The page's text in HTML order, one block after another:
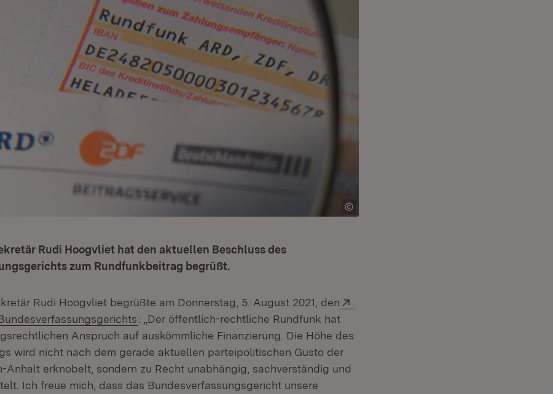
Rudi Hoogvliet hat den aktuellen Beschluss des
zum Rundfunkbeitrag begrüßt.
Rudi Hoogvliet begrüßte am Donnerstag, 5. August 2021, den
(Öffnet in neuem Fenster)
: „Der öffentlich-rechtliche Rundfunk hat
Anspruch auf auskömmliche Finanzierung. Die Höhe des
wird nicht nach dem gerade aktuellen parteipolitischen Gusto der
Anhalt erknobelt, sondern zu Recht unabhängig, sachverständig und
Ich freue mich, dass das Bundesverfassungsgericht unsere